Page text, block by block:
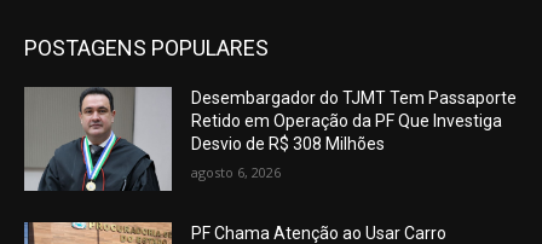
POSTAGENS POPULARES
Desembargador do TJMT Tem Passaporte
Retido em Operação da PF Que Investiga
Desvio de R$ 308 Milhões
agosto 6, 2026
PF Chama Atenção ao Usar Carro